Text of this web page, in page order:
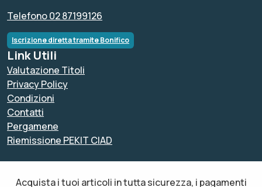
Telefono 02 87199126
Iscrizione diretta tramite Bonifico
Link Utili
Valutazione Titoli
Privacy Policy
Condizioni
Contatti
Pergamene
Riemissione PEKIT CIAD
Acquista i tuoi articoli in tutta sicurezza, i pagamenti